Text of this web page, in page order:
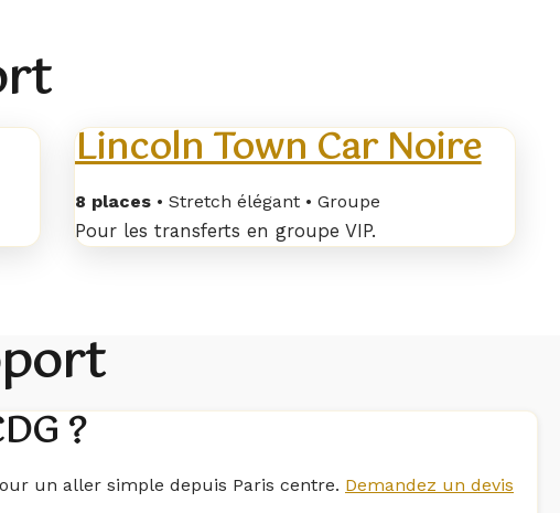
Lincoln Town Car Noire
8 places• Stretch élégant • Groupe
Pour les transferts en groupe VIP.
?
un aller simple depuis Paris centre. Demandez un devis